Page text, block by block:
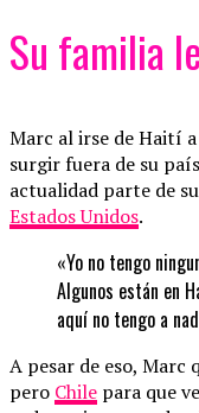
Su familia
Marc al irse de Haití
surgir fuera de su
actualidad parte de
Estados Unidos.
«Yo no tengo
Algunos están en
aquí no tengo a
A pesar de eso,
pero Chile para que